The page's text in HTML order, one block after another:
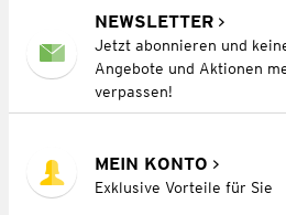
NEWSLETTER
Jetzt abonnieren und
Angebote und Aktionen
verpassen!
MEIN KONTO
Exklusive Vorteile für Sie